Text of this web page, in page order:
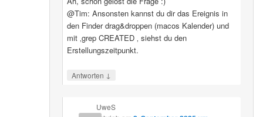
@Tim: Ansonsten kannst du dir das Ereignis in
den Finder drag&droppen (macos Kalender) und
mit ‚grep CREATED ‚ siehst du den
Erstellungszeitpunkt.
Antworten ↓
UweS